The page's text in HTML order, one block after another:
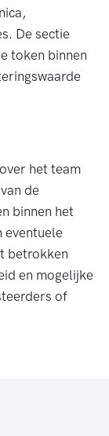
De sectie
token binnen
het team
de
binnen het
eventuele
betrokken
en mogelijke
of